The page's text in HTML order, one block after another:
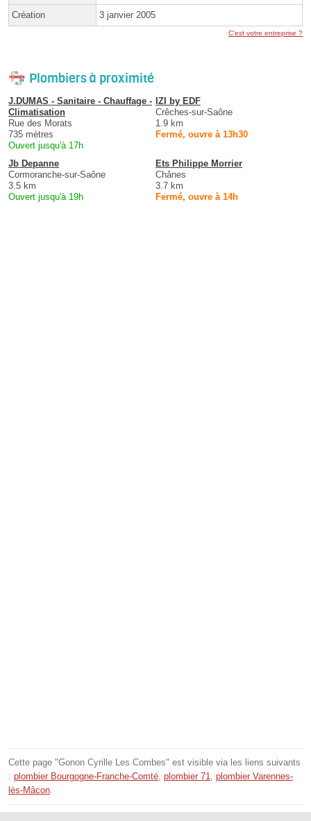
Création 3 janvier 2005
C'est votre entreprise ?
Plombiers à proximité
J.DUMAS - Sanitaire - Chauffage -
Climatisation
Rue des Morats
735 mètres
Ouvert jusqu'à 17h
IZI by EDF
Crêches-sur-Saône
1.9 km
Fermé, ouvre à 13h30
Jb Depanne
Cormoranche-sur-Saône
3.5 km
Ouvert jusqu'à 19h
Ets Philippe Morrier
Chânes
3.7 km
Fermé, ouvre à 14h
Cette page "Gonon Cyrille Les Combes" est visible via les liens suivants
: plombier Bourgogne-Franche-Comté, plombier 71, plombier Varennes-
lès-Mâcon.